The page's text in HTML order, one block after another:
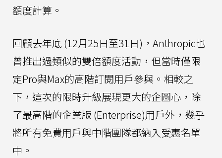
額度計算。
回顧去年底 (12月25日至31日)，Anthropic也
曾推出過類似的雙倍額度活動，但當時僅限
定Pro與Max的高階訂閱用戶參與。相較之
下，這次的限時升級展現更大的企圖心，除
了最高階的企業版 (Enterprise)用戶外，幾乎
將所有免費用戶與中階團隊都納入受惠名單
中。